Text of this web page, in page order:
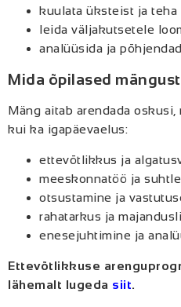
kuulata üksteist ja
leida väljakutsetele
analüüsida ja
Mida õpilased
Mäng aitab arendada
kui ka igapäevaelus:
ettevõtlikkus ja
meeskonnatöö ja
otsustamine ja
rahatarkus ja
enesejuhtimine ja
Ettevõtlikkuse
lähemalt lugeda siit.